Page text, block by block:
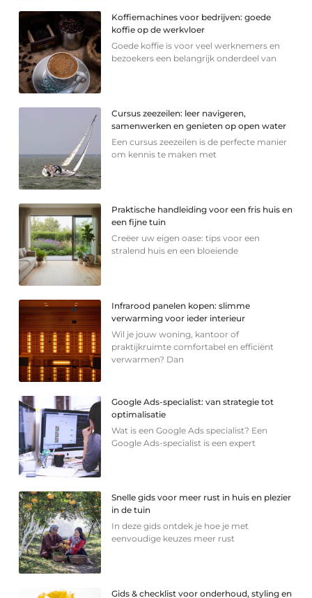
Koffiemachines voor bedrijven: goede
koffie op de werkvloer
Goede koffie is voor veel werknemers en
bezoekers een belangrijk onderdeel van
Cursus zeezeilen: leer navigeren,
samenwerken en genieten op open water
Een cursus zeezeilen is de perfecte manier
om kennis te maken met
Praktische handleiding voor een fris huis en
een fijne tuin
Creëer uw eigen oase: tips voor een
stralend huis en een bloeiende
Infrarood panelen kopen: slimme
verwarming voor ieder interieur
Wil je jouw woning, kantoor of
praktijkruimte comfortabel en efficiënt
verwarmen? Dan
Google Ads-specialist: van strategie tot
optimalisatie
Wat is een Google Ads specialist? Een
Google Ads-specialist is een expert
Snelle gids voor meer rust in huis en plezier
in de tuin
In deze gids ontdek je hoe je met
eenvoudige keuzes meer rust
Gids & checklist voor onderhoud, styling en